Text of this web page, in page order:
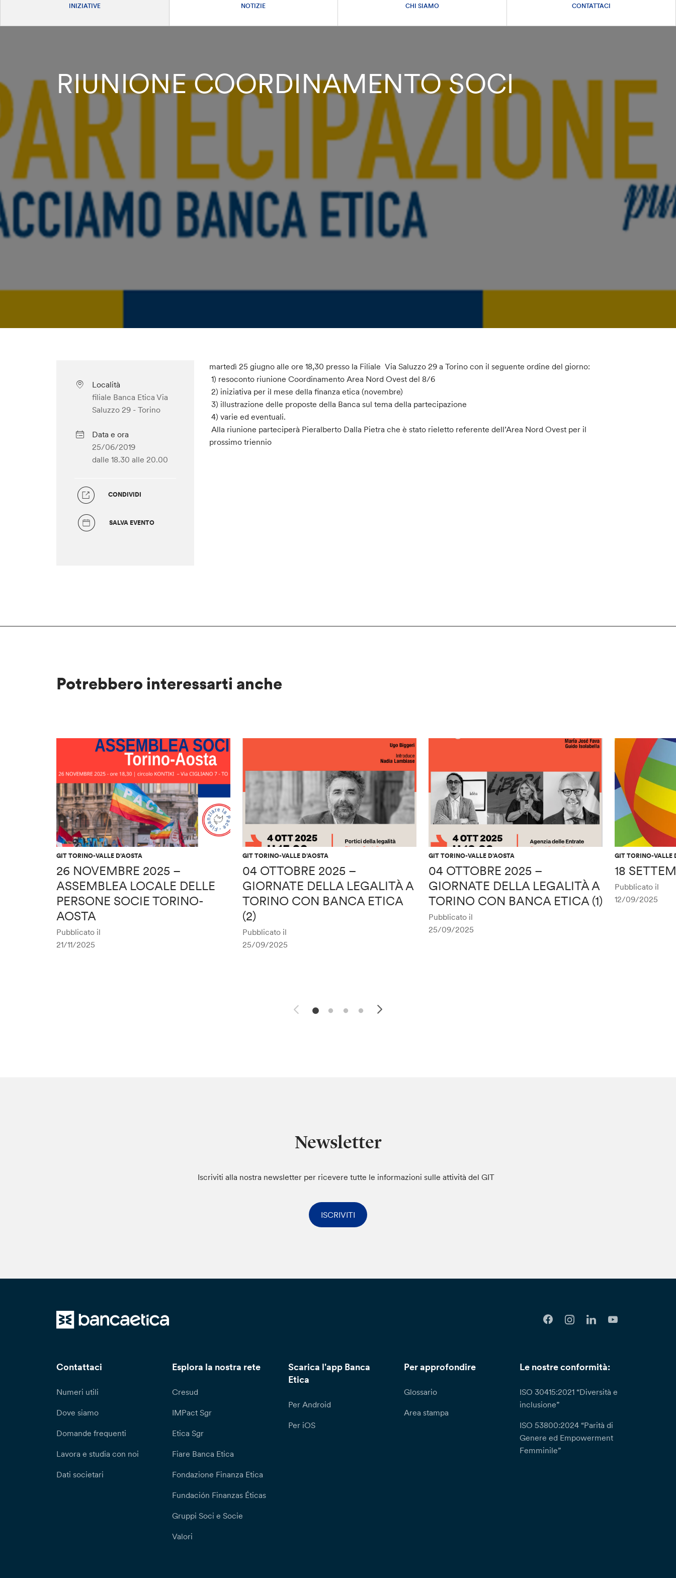
INIZIATIVE NOTIZIE CHI SIAMO CONTATTACI
RIUNIONE COORDINAMENTO SOCI
Località
filiale Banca Etica Via
Saluzzo 29 - Torino
Data e ora
25/06/2019
dalle 18.30 alle 20.00
CONDIVIDI
SALVA EVENTO
martedì 25 giugno alle ore 18,30 presso la Filiale Via Saluzzo 29 a Torino con il seguente ordine del giorno:
1) resoconto riunione Coordinamento Area Nord Ovest del 8/6
2) iniziativa per il mese della finanza etica (novembre)
3) illustrazione delle proposte della Banca sul tema della partecipazione
4) varie ed eventuali.
Alla riunione parteciperà Pieralberto Dalla Pietra che è stato rieletto referente dell’Area Nord Ovest per il
prossimo triennio
Potrebbero interessarti anche
GIT TORINO-VALLE D’AOSTA
26 NOVEMBRE 2025 –
ASSEMBLEA LOCALE DELLE
PERSONE SOCIE TORINO-
AOSTA
Pubblicato il
21/11/2025
GIT TORINO-VALLE D’AOSTA
04 OTTOBRE 2025 –
GIORNATE DELLA LEGALITÀ A
TORINO CON BANCA ETICA
(2)
Pubblicato il
25/09/2025
GIT TORINO-VALLE D’AOSTA
04 OTTOBRE 2025 –
GIORNATE DELLA LEGALITÀ A
TORINO CON BANCA ETICA (1)
Pubblicato il
25/09/2025
GIT TORINO-VALLE
18
Pubblicato il
12/09/2025
Newsletter
Iscriviti alla nostra newsletter per ricevere tutte le informazioni sulle attività del GIT
ISCRIVITI
Contattaci
Numeri utili
Dove siamo
Domande frequenti
Lavora e studia con noi
Dati societari
Esplora la nostra rete
Cresud
IMPact Sgr
Etica Sgr
Fiare Banca Etica
Fondazione Finanza Etica
Fundación Finanzas Éticas
Gruppi Soci e Socie
Valori
Scarica l'app Banca
Etica
Per Android
Per iOS
Per approfondire
Glossario
Area stampa
Le nostre conformità:
ISO 30415:2021 “Diversità e
inclusione”
ISO 53800:2024 “Parità di
Genere ed Empowerment
Femminile”